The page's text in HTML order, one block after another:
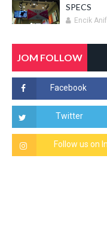
SPECS
Encik Anif
JOM FOLLOW